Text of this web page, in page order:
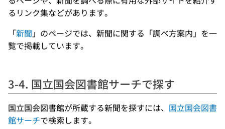
るリンク集などがあります。
「新聞 」のページでは、新聞に関する「調べ方案内」を一
覧で掲載しています。
3-4. 国立国会図書館サーチで探す
国立国会図書館が所蔵する新聞を探すには、 国立国会図書
館サーチで検索します。